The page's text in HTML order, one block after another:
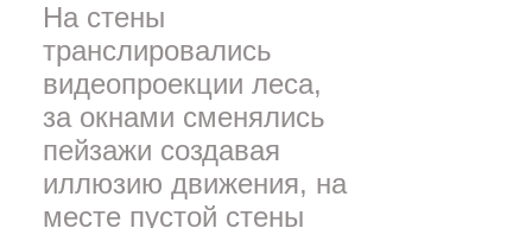
На стены
транслировались
видеопроекции леса,
за окнами сменялись
пейзажи создавая
иллюзию движения, на
месте пустой стены